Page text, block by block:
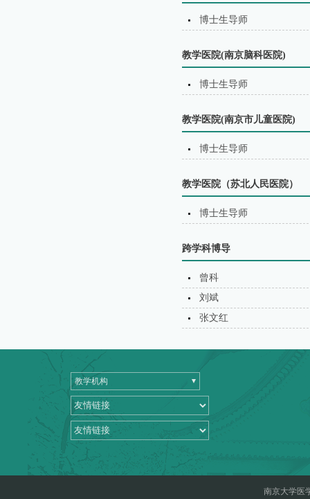
博士生导师
教学医院(南京脑科医院)
博士生导师
教学医院(南京市儿童医院)
博士生导师
教学医院（苏北⼈⺠医院）
博士生导师
跨学科博导
曾科
刘斌
张文红
教学机构
南京大学医